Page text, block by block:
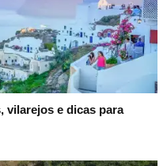
vilarejos e dicas para